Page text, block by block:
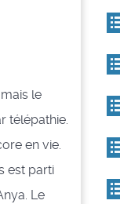
le
télépathie.
en vie.
est parti
Le